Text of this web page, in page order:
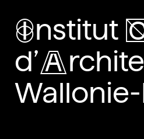
institut
d’a